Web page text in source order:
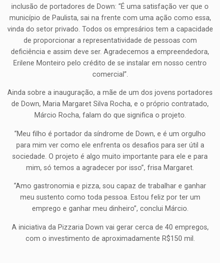
inclusão de portadores de Down: “É uma satisfação ver que o
município de Paulista, sai na frente com uma ação como essa,
vinda do setor privado. Todos os empresários tem a capacidade
de proporcionar a representatividade de pessoas com
deficiência e assim deve ser. Agradecemos a empreendedora,
Erilene Monteiro pelo crédito de se instalar em nosso centro
comercial”.
Ainda sobre a inauguração, a mãe de um dos jovens portadores
de Down, Maria Margaret Silva Rocha, e o próprio contratado,
Márcio Rocha, falam do que significa o projeto.
“Meu filho é portador da síndrome de Down, e é um orgulho
para mim ver como ele enfrenta os desafios para ser útil a
sociedade. O projeto é algo muito importante para ele e para
mim, só temos a agradecer por isso”, frisa Margaret.
“Amo gastronomia e pizza, sou capaz de trabalhar e ganhar
meu sustento como toda pessoa. Estou feliz por ter um
emprego e ganhar meu dinheiro”, conclui Márcio.
A iniciativa da Pizzaria Down vai gerar cerca de 40 empregos,
com o investimento de aproximadamente R$150 mil.